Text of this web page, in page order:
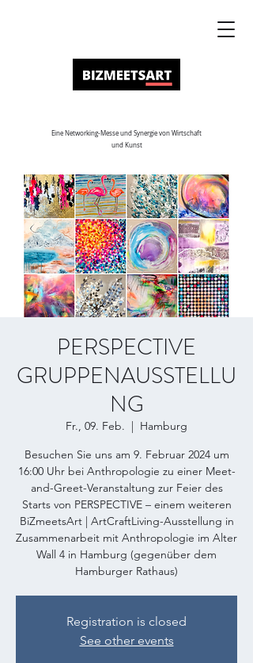
Eine Networking-Messe und Synergie von Wirtschaft
und Kunst
PERSPECTIVE
GRUPPENAUSSTELLU
NG
Fr., 09. Feb.
  |
Hamburg
Besuchen Sie uns am 9. Februar 2024 um
16:00 Uhr bei Anthropologie zu einer Meet-
and-Greet-Veranstaltung zur Feier des
Starts von PERSPECTIVE – einem weiteren
BiZmeetsArt | ArtCraftLiving-Ausstellung in
Zusammenarbeit mit Anthropologie im Alter
Wall 4 in Hamburg (gegenüber dem
Hamburger Rathaus)
Registration is closed
See other events